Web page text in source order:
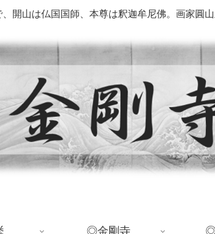
開山は仏国国師、本尊は釈迦牟尼佛。画家圓
◎金剛寺